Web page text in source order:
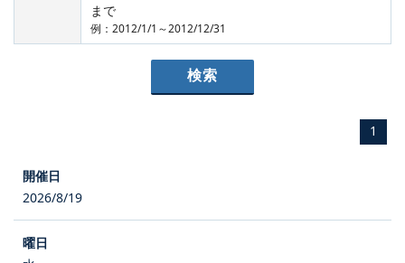
まで
例：2012/1/1～2012/12/31
1
2026/8/19